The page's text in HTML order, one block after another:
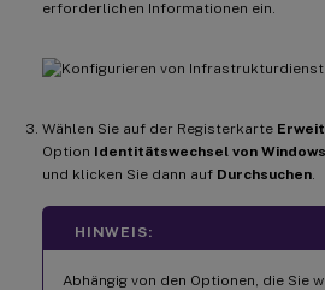
erforderlichen Informationen ein.
Wählen Sie auf der Registerkarte
Option Identitätswechsel von
und klicken Sie dann auf Durchsuchen
HINWEIS:
Abhängig von den Optionen, die Sie